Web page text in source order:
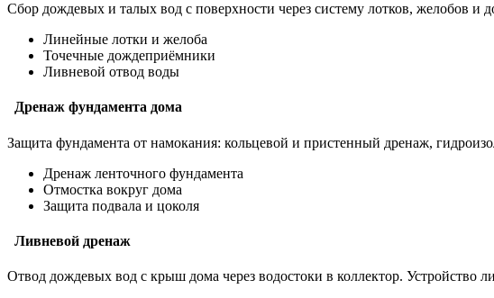
Сбор дождевых и талых вод с поверхности через систему лотков, желобов
Линейные лотки и желоба
Точечные дождеприёмники
Ливневой отвод воды
Дренаж фундамента дома
Защита фундамента от намокания: кольцевой и пристенный дренаж,
Дренаж ленточного фундамента
Отмостка вокруг дома
Защита подвала и цоколя
Ливневой дренаж
Отвод дождевых вод с крыш дома через водостоки в коллектор. Устройство